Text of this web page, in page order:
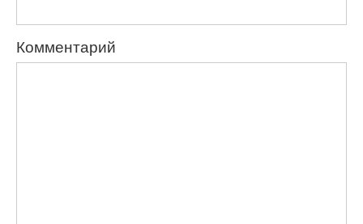
Комментарий